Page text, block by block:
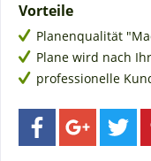
Vorteile
Planenqualität
Plane wird nach
professionelle